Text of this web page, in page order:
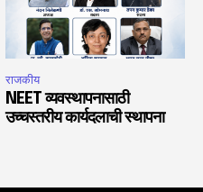
राजकीय
NEET व्यवस्थापनासाठी
उच्चस्तरीय कार्यदलाची स्थापना